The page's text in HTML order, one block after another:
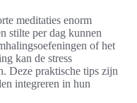
meditaties enorm
stilte per dag kunnen
of het
kan de stress
Deze praktische tips zijn
integreren in hun